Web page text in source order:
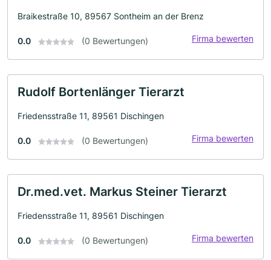
Braikestraße 10, 89567 Sontheim an der Brenz
0.0 (0 Bewertungen) Firma bewerten
Rudolf Bortenlänger Tierarzt
Friedensstraße 11, 89561 Dischingen
0.0 (0 Bewertungen) Firma bewerten
Dr.med.vet. Markus Steiner Tierarzt
Friedensstraße 11, 89561 Dischingen
0.0 (0 Bewertungen) Firma bewerten